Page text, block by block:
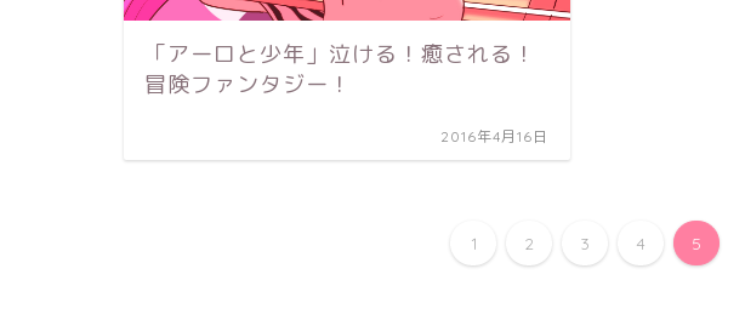
「アーロと少年」泣ける！癒される！
冒険ファンタジー！
2016年4月16日
1 2 3 4 5